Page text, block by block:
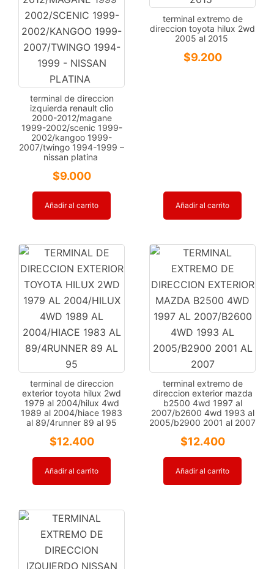
terminal de direccion
izquierda renault clio
2000-2012/magane
1999-2002/scenic 1999-
2002/kangoo 1999-
2007/twingo 1994-1999 –
nissan platina
$9.000
Añadir al carrito
terminal extremo de
direccion toyota hilux 2wd
2005 al 2015
$9.200
Añadir al carrito
terminal de direccion
exterior toyota hilux 2wd
1979 al 2004/hilux 4wd
1989 al 2004/hiace 1983
al 89/4runner 89 al 95
$12.400
Añadir al carrito
terminal extremo de
direccion exterior mazda
b2500 4wd 1997 al
2007/b2600 4wd 1993 al
2005/b2900 2001 al 2007
$12.400
Añadir al carrito